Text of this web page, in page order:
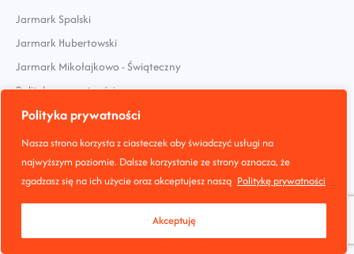
Polityka prywatności
Nasza strona korzysta z ciasteczek aby świadczyć usługi na
najwyższym poziomie. Dalsze korzystanie ze strony oznacza, że
zgadzasz się na ich użycie oraz akceptujesz naszą Politykę prywatności
Akceptuję
Jarmark Spalski
Jarmark Hubertowski
Jarmark Mikołajkowo - Świąteczny
Polityka prywatności
Strona stworzona przez